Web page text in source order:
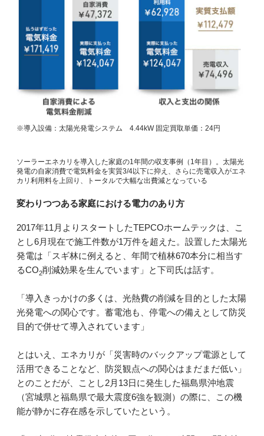
※導入設備：太陽光発電システム 4.44kW 固定買取単価：24円
ソーラーエネカリを導入した家庭の1年間の収支事例（1年目）。太陽光
発電の自家消費で電気料金を実質3/4以下に抑え、さらに売電収入がエネ
カリ利用料を上回り、トータルで大幅な出費減となっている
変わりつつある家庭における電力のあり方
2017年11月よりスタートしたTEPCOホームテックは、こ
とし6月現在で施工件数が1万件を超えた。設置した太陽光
発電は「スギ林に例えると、年間で植林670本分に相当す
るCO2削減効果を生んでいます」と下司氏は話す。
「導入きっかけの多くは、光熱費の削減を目的とした太陽
光発電への関心です。蓄電池も、停電への備えとして防災
目的で併せて導入されています」
とはいえ、エネカリが「災害時のバックアップ電源として
活用できることなど、防災観点への関心はまだまだ低い」
とのことだが、ことし2月13日に発生した福島県沖地震
（宮城県と福島県で最大震度6強を観測）の際に、この機
能が静かに存在感を示していたという。